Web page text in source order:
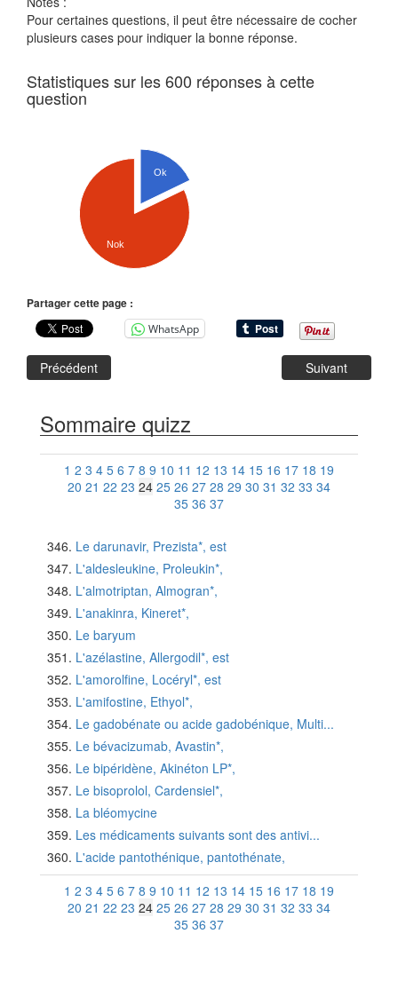
Pour certaines questions, il peut être nécessaire de cocher
plusieurs cases pour indiquer la bonne réponse.
Statistiques sur les 600 réponses à cette
question
Ok
Nok
Partager cette page :
WhatsApp
Précédent Suivant
Sommaire quizz
1 2 3 4 5 6 7 8 9 10 11 12 13 14 15 16 17 18 19
20 21 22 23 24 25 26 27 28 29 30 31 32 33 34
35 36 37
Le darunavir, Prezista*, est
L'aldesleukine, Proleukin*,
L'almotriptan, Almogran*,
L'anakinra, Kineret*,
Le baryum
L'azélastine, Allergodil*, est
L'amorolfine, Locéryl*, est
L'amifostine, Ethyol*,
Le gadobénate ou acide gadobénique, Multi...
Le bévacizumab, Avastin*,
Le bipéridène, Akinéton LP*,
Le bisoprolol, Cardensiel*,
La bléomycine
Les médicaments suivants sont des antivi...
L'acide pantothénique, pantothénate,
1 2 3 4 5 6 7 8 9 10 11 12 13 14 15 16 17 18 19
20 21 22 23 24 25 26 27 28 29 30 31 32 33 34
35 36 37